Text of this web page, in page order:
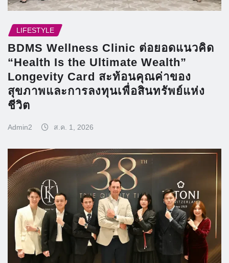
LIFESTYLE
BDMS Wellness Clinic ต่อยอดแนวคิด
“Health Is the Ultimate Wealth”
Longevity Card สะท้อนคุณค่าของ
สุขภาพและการลงทุนเพื่อสินทรัพย์แห่ง
ชีวิต
Admin2 ส.ค. 1, 2026